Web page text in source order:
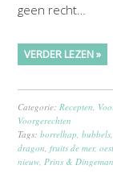
geen recht…
VERDER LEZEN »
Categorie:Recepten,
Voorgerechten
Tags:borrelhap,bubbels
dragon,fruits de mer,
nieuw,Prins &